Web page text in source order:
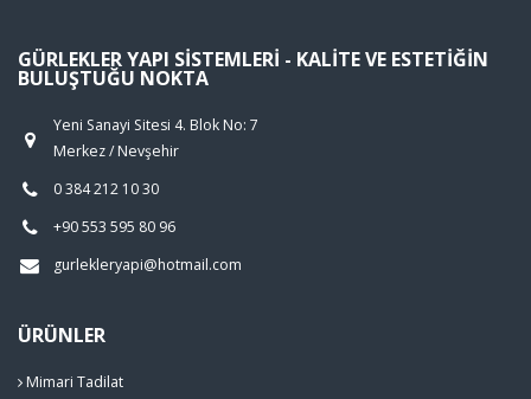
GÜRLEKLER YAPI SISTEMLERI - KALITE VE ESTETIĞIN
BULUŞTUĞU NOKTA
Yeni Sanayi Sitesi 4. Blok No: 7
Merkez / Nevşehir
0 384 212 10 30
+90 553 595 80 96
gurlekleryapi@hotmail.com
ÜRÜNLER
Mimari Tadilat